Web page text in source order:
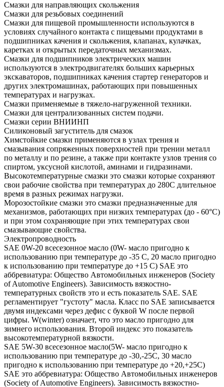
Смазки для направляющих скольжения
Смазки для резьбовых соединений
Смазки для пищевой промышленности используются в
условиях случайного контакта с пищевыми продуктами в
подшипниках качения и скольжения, клапанах, кулачках,
каретках и открытых передаточных механизмах.
Смазки для подшипников электрических машин
используются в электродвигателях больших карьерных
экскаваторов, подшипниках качения стартер генераторов и
других электромашинах, работающих при повышенных
температурах и нагрузках.
Смазки применяемые в тяжело-нагруженной техники.
Смазки для централизованных систем подачи.
Смазки серии ВНИИНП
Силиконовый загуститель для смазок
Химстойкие смазки применяются в узлах трения и
смазывания сопряженных поверхностей при трении металл
по металлу и по резине, а также при контакте узлов трения со
спиртом, уксусной кислотой, аминами и гидразинами.
Высокотемпературные смазки это смазки которые сохраняют
свои рабочие свойства при температурах до 280С длительное
время в разных режимах нагрузки.
Морозостойкие смазки это смазки предназначенные для
механизмов, работающих при низких температурах (до - 60°С)
и при этом сохраняющие при этих температурах свои
смазывающие свойства.
Электропроводность
SAE 0W-20 всесезонное масло (0W- масло пригодно к
использованию при температуре до -35 С, 20 масло пригодно
к использованию при температуре до +15 С) SAE это
аббревиатура: Общество Автомобильных инженеров (Society
of Automotive Engineers). Зависимость вязкостно-
температурных свойств это и есть показатель SAE. SAE
регламентирует "густоту" масла. Класс по SAE записывается
двумя индексами через дефис с буквой W после первой
цифры. W(winter) означает, что это масло пригодно для
зимнего использования. Второй индекс это показатель
высокотемпературной вязкости.
SAE 5W-30 всесезонное масло(5W- масло пригодно к
использованию при температуре до -30,-25С, 30 масло
пригодно к использованию при температуре до +20,+25С)
SAE это аббревиатура: Общество Автомобильных инженеров
(Society of Automotive Engineers). Зависимость вязкостно-